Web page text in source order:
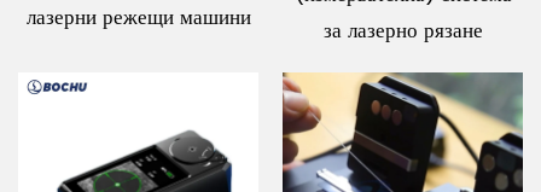
лазерни режещи машини
за лазерно рязане